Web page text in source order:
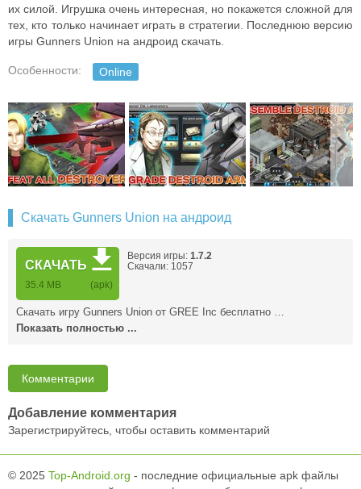
их силой. Игрушка очень интересная, но покажется сложной для
тех, кто только начинает играть в стратегии. Последнюю версию
игры Gunners Union на андроид скачать.
Особенности: Online
Скачать Gunners Union на андроид
СКАЧАТЬ
35.4 MB (apk)
Версия игры: 1.7.2
Скачали: 1057
Скачать игру Gunners Union от GREE Inc бесплатно …
Показать полностью ...
Комментарии
Добавление комментария
Зарегистрируйтесь, чтобы оставить комментарий
© 2025 Top-Android.org - последние официальные apk файлы